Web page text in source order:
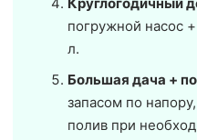
погружной насос
л.
Большая дача +
запасом по
полив при